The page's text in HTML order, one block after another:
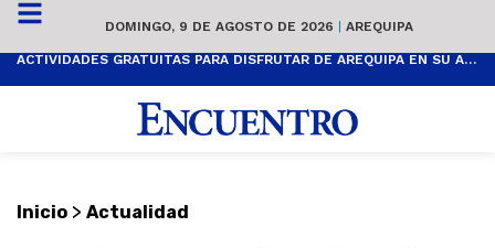
DOMINGO, 9 DE AGOSTO DE 2026 | AREQUIPA
ACTIVIDADES GRATUITAS PARA DISFRUTAR DE AREQUIPA EN SU ANIVERSARIO
Inicio > Actualidad